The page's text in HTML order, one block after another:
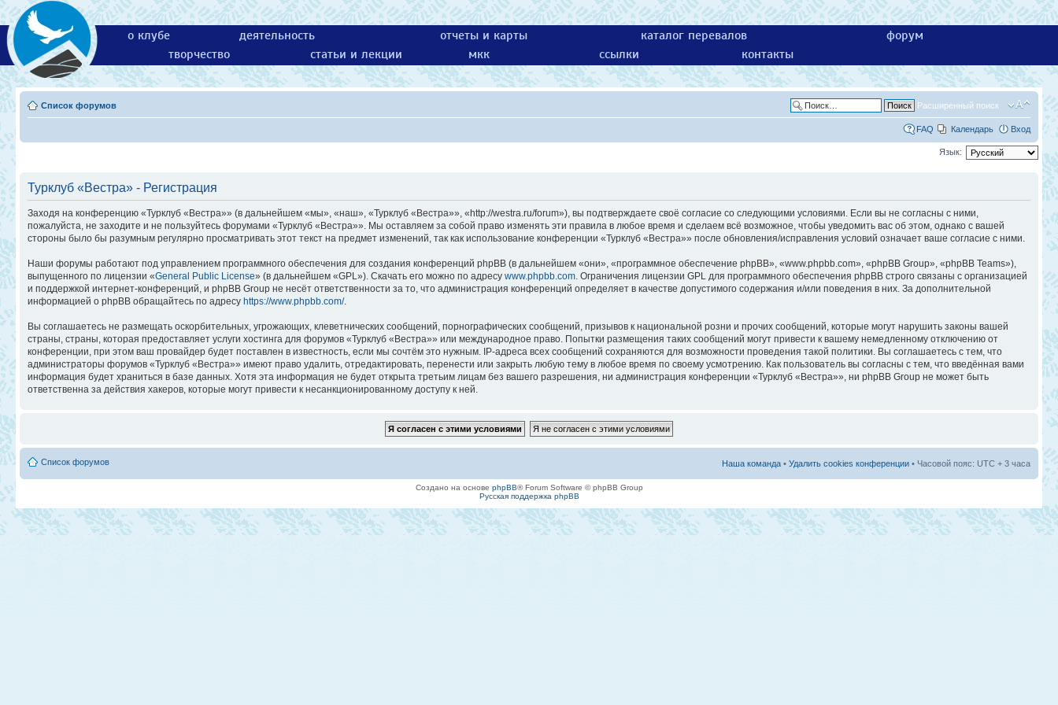
о клубе деятельность отчеты и карты каталог перевалов
форум
творчество
статьи и лекции мкк ссылки контакты
Список форумов Расширенный поиск
FAQ Календарь Вход
Язык:
Турклуб «Вестра» - Регистрация
Заходя на конференцию «Турклуб «Вестра»» (в дальнейшем «мы», «наш», «Турклуб «Вестра»», «http://westra.ru/forum»), вы подтверждаете своё согласие со следующими условиями. Если вы не согласны с ними,
пожалуйста, не заходите и не пользуйтесь форумами «Турклуб «Вестра»». Мы оставляем за собой право изменять эти правила в любое время и сделаем всё возможное, чтобы уведомить вас об этом, однако с вашей
стороны было бы разумным регулярно просматривать этот текст на предмет изменений, так как использование конференции «Турклуб «Вестра»» после обновления/исправления условий означает ваше согласие с ними.
Наши форумы работают под управлением программного обеспечения для создания конференций phpBB (в дальнейшем «они», «программное обеспечение phpBB», «www.phpbb.com», «phpBB Group», «phpBB Teams»),
выпущенного по лицензии «General Public License» (в дальнейшем «GPL»). Скачать его можно по адресу www.phpbb.com. Ограничения лицензии GPL для программного обеспечения phpBB строго связаны с организацией
и поддержкой интернет-конференций, и phpBB Group не несёт ответственности за то, что администрация конференций определяет в качестве допустимого содержания и/или поведения в них. За дополнительной
информацией о phpBB обращайтесь по адресу https://www.phpbb.com/.
Вы соглашаетесь не размещать оскорбительных, угрожающих, клеветнических сообщений, порнографических сообщений, призывов к национальной розни и прочих сообщений, которые могут нарушить законы вашей
страны, страны, которая предоставляет услуги хостинга для форумов «Турклуб «Вестра»» или международное право. Попытки размещения таких сообщений могут привести к вашему немедленному отключению от
конференции, при этом ваш провайдер будет поставлен в известность, если мы сочтём это нужным. IP-адреса всех сообщений сохраняются для возможности проведения такой политики. Вы соглашаетесь с тем, что
администраторы форумов «Турклуб «Вестра»» имеют право удалить, отредактировать, перенести или закрыть любую тему в любое время по своему усмотрению. Как пользователь вы согласны с тем, что введённая вами
информация будет храниться в базе данных. Хотя эта информация не будет открыта третьим лицам без вашего разрешения, ни администрация конференции «Турклуб «Вестра»», ни phpBB Group не может быть
ответственна за действия хакеров, которые могут привести к несанкционированному доступу к ней.
Список форумов Наша команда • Удалить cookies конференции • Часовой пояс: UTC + 3 часа
Создано на основе phpBB® Forum Software © phpBB Group
Русская поддержка phpBB